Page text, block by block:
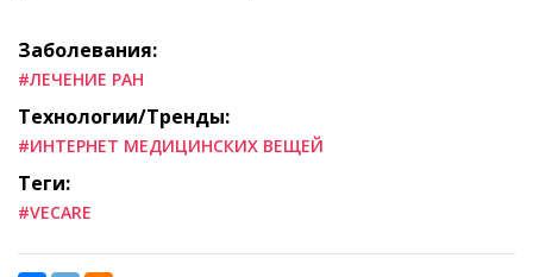
Заболевания:
#ЛЕЧЕНИЕ РАН
Технологии/Тренды:
#ИНТЕРНЕТ МЕДИЦИНСКИХ ВЕЩЕЙ
Теги:
#VECARE